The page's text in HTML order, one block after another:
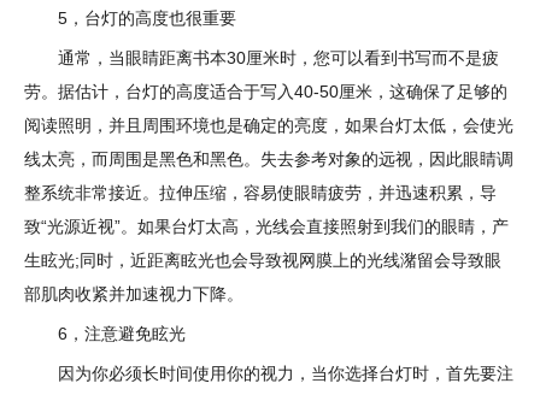
5，台灯的高度也很重要
通常，当眼睛距离书本30厘米时，您可以看到书写而不是疲
劳。据估计，台灯的高度适合于写入40-50厘米，这确保了足够的
阅读照明，并且周围环境也是确定的亮度，如果台灯太低，会使光
线太亮，而周围是黑色和黑色。失去参考对象的远视，因此眼睛调
整系统非常接近。拉伸压缩，容易使眼睛疲劳，并迅速积累，导
致“光源近视”。如果台灯太高，光线会直接照射到我们的眼睛，产
生眩光;同时，近距离眩光也会导致视网膜上的光线潴留会导致眼
部肌肉收紧并加速视力下降。
6，注意避免眩光
因为你必须长时间使用你的视力，当你选择台灯时，首先要注